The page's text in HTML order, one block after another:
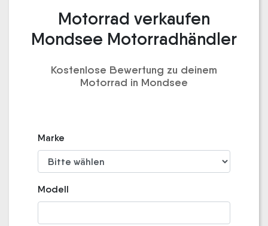
Motorrad verkaufen
Mondsee Motorradhändler
Kostenlose Bewertung zu deinem
Motorrad in Mondsee
Marke
Modell